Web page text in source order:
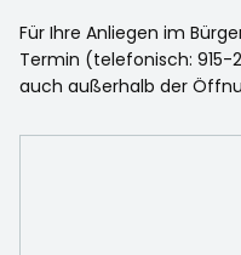
Für Ihre Anliegen im
Termin (telefonisch: 915-
auch außerhalb der